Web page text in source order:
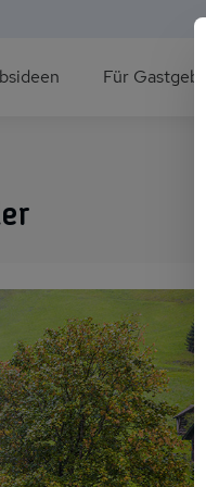
Für Gastgeber